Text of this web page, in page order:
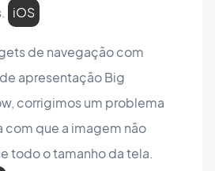
iOS
de navegação com
apresentação Big
corrigimos um problema
com que a imagem não
todo o tamanho da tela.